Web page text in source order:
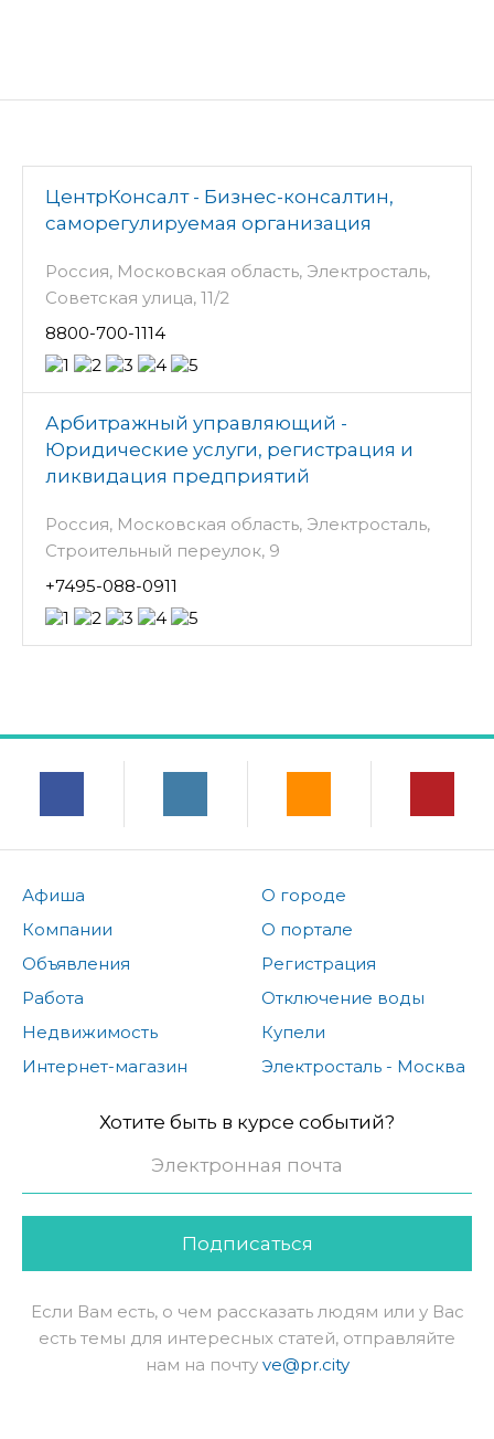
ЦентрКонсалт - Бизнес-консалтин,
саморегулируемая организация
Россия, Московская область, Электросталь,
Советская улица, 11/2
8800-700-1114
Арбитражный управляющий -
Юридические услуги, регистрация и
ликвидация предприятий
Россия, Московская область, Электросталь,
Строительный переулок, 9
+7495-088-0911
Афиша
Компании
Объявления
Работа
Недвижимость
Интернет-магазин
О городе
О портале
Регистрация
Отключение воды
Купели
Электросталь - Москва
Хотите быть в курсе событий?
Подписаться
Если Вам есть, о чем рассказать людям или у Вас
есть темы для интересных статей, отправляйте
нам на почту ve@pr.city